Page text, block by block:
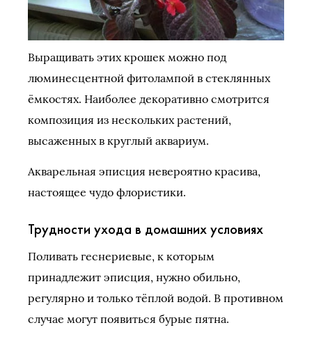
Выращивать этих крошек можно под
люминесцентной фитолампой в стеклянных
ёмкостях. Наиболее декоративно смотрится
композиция из нескольких растений,
высаженных в круглый аквариум.
Акварельная эписция невероятно красива,
настоящее чудо флористики.
Трудности ухода в домашних условиях
Поливать геснериевые, к которым
принадлежит эписция, нужно обильно,
регулярно и только тёплой водой. В противном
случае могут появиться бурые пятна.